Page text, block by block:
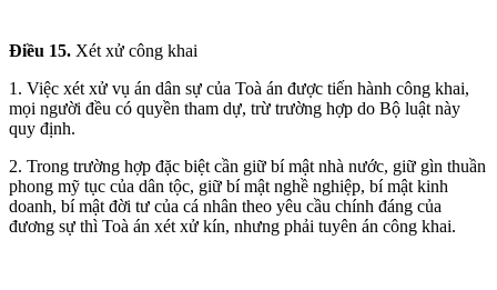
Điều 15. Xét xử công khai
1. Việc xét xử vụ án dân sự của Toà án được tiến hành công khai,
mọi người đều có quyền tham dự, trừ trường hợp do Bộ luật này
quy định.
2. Trong trường hợp đặc biệt cần giữ bí mật nhà nước, giữ gìn thuần
phong mỹ tục của dân tộc, giữ bí mật nghề nghiệp, bí mật kinh
doanh, bí mật đời tư của cá nhân theo yêu cầu chính đáng của
đương sự thì Toà án xét xử kín, nhưng phải tuyên án công khai.